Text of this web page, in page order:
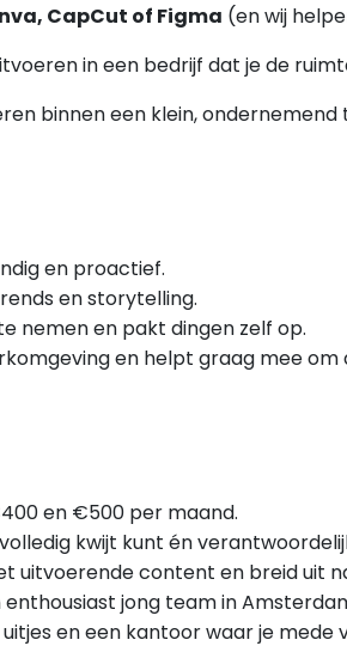
CapCut of Figma (en wij
in een bedrijf dat je de
binnen een klein, ondernemend
en proactief.
en storytelling.
nemen en pakt dingen zelf op.
en helpt graag mee om
en €500 per maand.
kwijt kunt én
uitvoerende content en breid uit
jong team in
en een kantoor waar je mede